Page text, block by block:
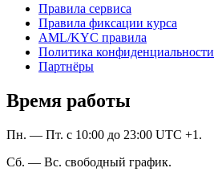
Правила сервиса
Правила фиксации курса
AML/KYC правила
Политика конфиденциальности
Партнёры
Время работы
Пн. — Пт. с 10:00 до 23:00 UTC +1.
Сб. — Вс. свободный график.